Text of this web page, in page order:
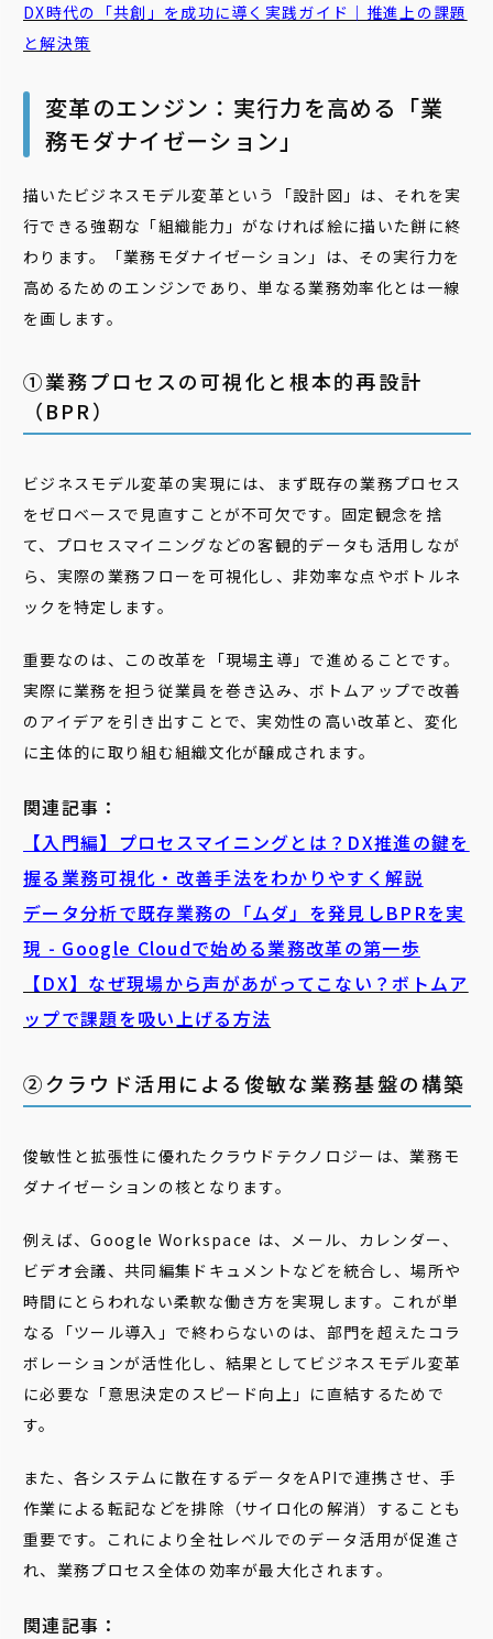
DX時代の「共創」を成功に導く実践ガイド｜推進上の課題
と解決策
変革のエンジン：実行力を高める「業
務モダナイゼーション」
描いたビジネスモデル変革という「設計図」は、それを実
行できる強靭な「組織能力」がなければ絵に描いた餅に終
わります。「業務モダナイゼーション」は、その実行力を
高めるためのエンジンであり、単なる業務効率化とは一線
を画します。
①業務プロセスの可視化と根本的再設計
（BPR）
ビジネスモデル変革の実現には、まず既存の業務プロセス
をゼロベースで見直すことが不可欠です。固定観念を捨
て、プロセスマイニングなどの客観的データも活用しなが
ら、実際の業務フローを可視化し、非効率な点やボトルネ
ックを特定します。
重要なのは、この改革を「現場主導」で進めることです。
実際に業務を担う従業員を巻き込み、ボトムアップで改善
のアイデアを引き出すことで、実効性の高い改革と、変化
に主体的に取り組む組織文化が醸成されます。
関連記事：
【入門編】プロセスマイニングとは？DX推進の鍵を
握る業務可視化・改善手法をわかりやすく解説
データ分析で既存業務の「ムダ」を発見しBPRを実
現 - Google Cloudで始める業務改革の第一歩
【DX】なぜ現場から声があがってこない？ボトムア
ップで課題を吸い上げる方法
②クラウド活用による俊敏な業務基盤の構築
俊敏性と拡張性に優れたクラウドテクノロジーは、業務モ
ダナイゼーションの核となります。
例えば、Google Workspace は、メール、カレンダー、
ビデオ会議、共同編集ドキュメントなどを統合し、場所や
時間にとらわれない柔軟な働き方を実現します。これが単
なる「ツール導入」で終わらないのは、部門を超えたコラ
ボレーションが活性化し、結果としてビジネスモデル変革
に必要な「意思決定のスピード向上」に直結するためで
す。
また、各システムに散在するデータをAPIで連携させ、手
作業による転記などを排除（サイロ化の解消）することも
重要です。これにより全社レベルでのデータ活用が促進さ
れ、業務プロセス全体の効率が最大化されます。
関連記事：